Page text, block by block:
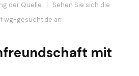
der Quelle | Sehen Sie sich die
wg-gesucht.de an
mit